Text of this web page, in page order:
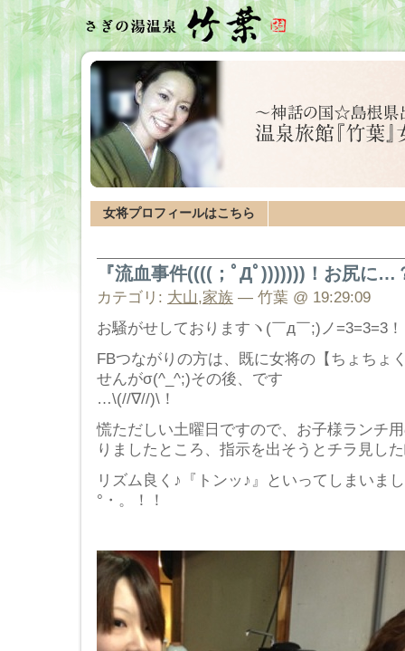
女将プロフィールはこちら
『流血事件((((；ﾟДﾟ)))))))！お尻に…
カテゴリ: 大山,家族 — 竹葉 @ 19:29:09
お騒がせしておりますヽ(￣д￣;)ノ=3=3=3
FBつながりの方は、既に女将の【ちょちょ
せんがσ(^_^;)その後、です
…\(//∇//)\！
慌ただしい土曜日ですので、お子様ランチ
りましたところ、指示を出そうとチラ見し
リズム良く♪『トンッ♪』といってしまいま
°・。！！